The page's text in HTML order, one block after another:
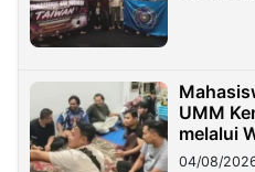
UMM
melalui
di
04/08/